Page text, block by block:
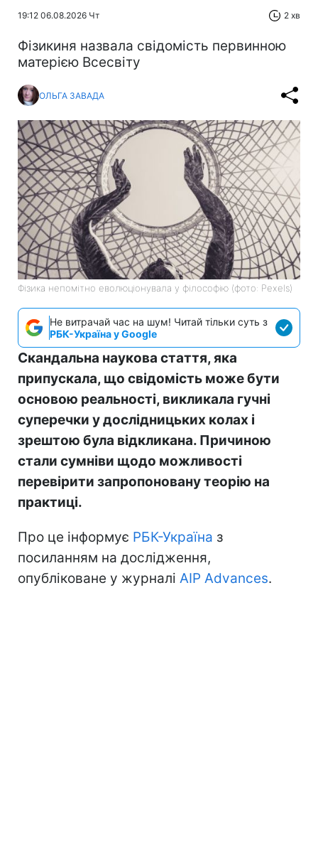
19:12 06.08.2026 Чт 2 хв
Фізикиня назвала свідомість первинною
матерією Всесвіту
ОЛЬГА ЗАВАДА
Фізика непомітно еволюціонувала у філософію (фото: Pexels)
Не витрачай час на шум! Читай тільки суть з
РБК-Україна у Google
Скандальна наукова стаття, яка
припускала, що свідомість може бути
основою реальності, викликала гучні
суперечки у дослідницьких колах і
зрештою була відкликана. Причиною
стали сумніви щодо можливості
перевірити запропоновану теорію на
практиці.
Про це інформує РБК-Україна з
посиланням на дослідження,
опубліковане у журналі AIP Advances.